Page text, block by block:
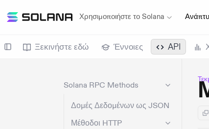
Χρησιμοποιήστε το Solana
Ξεκινήστε εδώ Έννοιες API
Solana RPC Methods
Δομές Δεδομένων ως JSON
Μέθοδοι HTTP